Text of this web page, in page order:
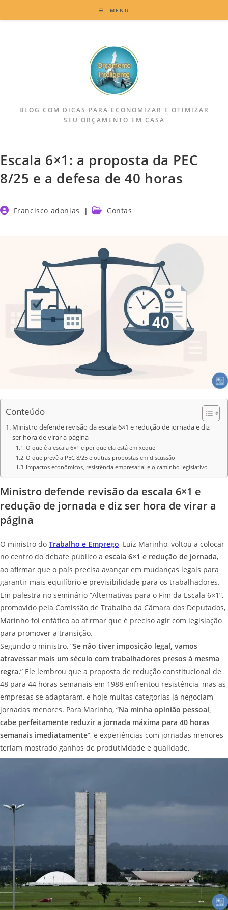
MENU
BLOG COM DICAS PARA ECONOMIZAR E OTIMIZAR
SEU ORÇAMENTO EM CASA
Escala 6×1: a proposta da PEC
8/25 e a defesa de 40 horas
Francisco adonias Contas
Conteúdo
Ministro defende revisão da escala 6×1 e redução de jornada e diz
ser hora de virar a página
O que é a escala 6×1 e por que ela está em xeque
O que prevê a PEC 8/25 e outras propostas em discussão
Impactos econômicos, resistência empresarial e o caminho legislativo
Ministro defende revisão da escala 6×1 e
redução de jornada e diz ser hora de virar a
página
O ministro do Trabalho e Emprego, Luiz Marinho, voltou a colocar
no centro do debate público a escala 6×1 e redução de jornada,
ao afirmar que o país precisa avançar em mudanças legais para
garantir mais equilíbrio e previsibilidade para os trabalhadores.
Em palestra no seminário “Alternativas para o Fim da Escala 6×1”,
promovido pela Comissão de Trabalho da Câmara dos Deputados,
Marinho foi enfático ao afirmar que é preciso agir com legislação
para promover a transição.
Segundo o ministro, “Se não tiver imposição legal, vamos
atravessar mais um século com trabalhadores presos à mesma
regra.” Ele lembrou que a proposta de redução constitucional de
48 para 44 horas semanais em 1988 enfrentou resistência, mas as
empresas se adaptaram, e hoje muitas categorias já negociam
jornadas menores. Para Marinho, “Na minha opinião pessoal,
cabe perfeitamente reduzir a jornada máxima para 40 horas
semanais imediatamente”, e experiências com jornadas menores
teriam mostrado ganhos de produtividade e qualidade.